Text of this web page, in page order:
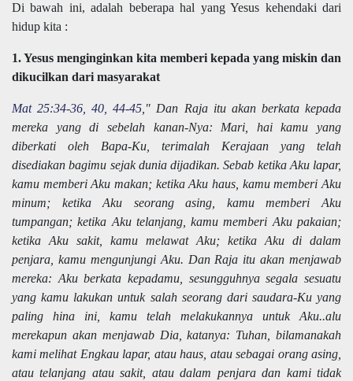
Di bawah ini, adalah beberapa hal yang Yesus kehendaki dari
hidup kita :
1. Yesus menginginkan kita memberi kepada yang miskin dan
dikucilkan dari masyarakat
Mat 25:34-36, 40, 44-45 ," Dan Raja itu akan berkata kepada
mereka yang di sebelah kanan-Nya: Mari, hai kamu yang
diberkati oleh Bapa-Ku, terimalah Kerajaan yang telah
disediakan bagimu sejak dunia dijadikan. Sebab ketika Aku lapar,
kamu memberi Aku makan; ketika Aku haus, kamu memberi Aku
minum; ketika Aku seorang asing, kamu memberi Aku
tumpangan; ketika Aku telanjang, kamu memberi Aku pakaian;
ketika Aku sakit, kamu melawat Aku; ketika Aku di dalam
penjara, kamu mengunjungi Aku. Dan Raja itu akan menjawab
mereka: Aku berkata kepadamu, sesungguhnya segala sesuatu
yang kamu lakukan untuk salah seorang dari saudara-Ku yang
paling hina ini, kamu telah melakukannya untuk Aku..alu
merekapun akan menjawab Dia, katanya: Tuhan, bilamanakah
kami melihat Engkau lapar, atau haus, atau sebagai orang asing,
atau telanjang atau sakit, atau dalam penjara dan kami tidak